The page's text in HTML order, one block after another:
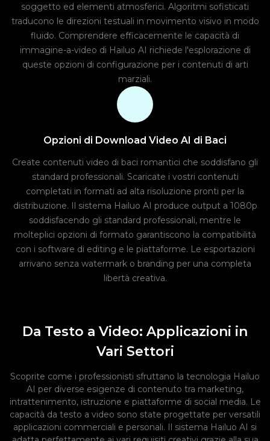
soggetto ed elementi atmosferici. Algoritmi sofisticati
traducono le direzioni testuali in movimento visivo in modo
fluido. Comprendere efficacemente le capacità di
immagine-a-video di Hailuo AI richiede l'esplorazione di
queste opzioni di configurazione per i contenuti di arti
marziali.
Opzioni di Download Video AI di Baci
Create contenuti video di baci romantici che soddisfano gli
standard professionali. Scaricate i vostri contenuti
completati in formati ad alta risoluzione pronti per la
distribuzione. Il sistema Hailuo AI produce output a 1080p
soddisfacendo gli standard professionali, mentre le
molteplici opzioni di formato garantiscono la compatibilità
con i software di editing e le piattaforme. Le esportazioni
arrivano senza watermark o branding per una completa
libertà creativa.
Da Testo a Video: Applicazioni in
Vari Settori
Scoprite come i professionisti sfruttano la tecnologia Hailuo
AI per diverse esigenze di contenuto tra marketing,
intrattenimento, istruzione e piattaforme di social media. Le
capacità da testo a video sono state progettate per versatili
applicazioni commerciali e personali. Il sistema Hailuo AI si